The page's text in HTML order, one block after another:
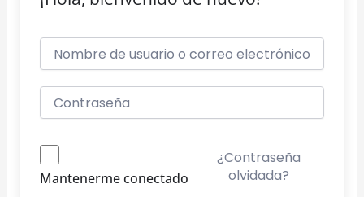
Mantenerme conectado
¿Contraseña
olvidada?